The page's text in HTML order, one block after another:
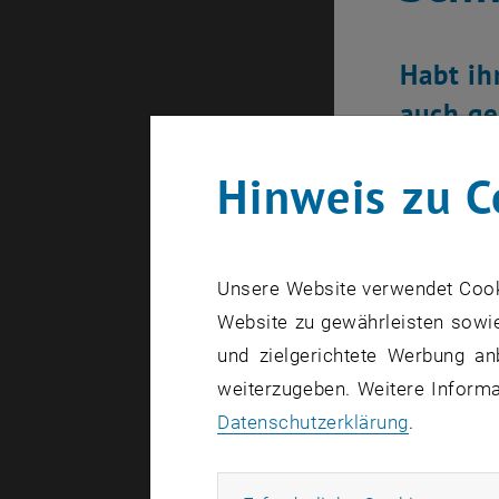
Habt
auch
Hinweis zu
Unsere Website verwendet
Website zu gewährleisten
und zielgerichtete Werbung
weiterzugeben. Weitere
Datenschutzerklärung.